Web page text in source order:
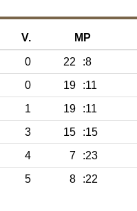
V. MP
0 22 :8
0 19 :11
1 19 :11
3 15 :15
4 7 :23
5 8 :22